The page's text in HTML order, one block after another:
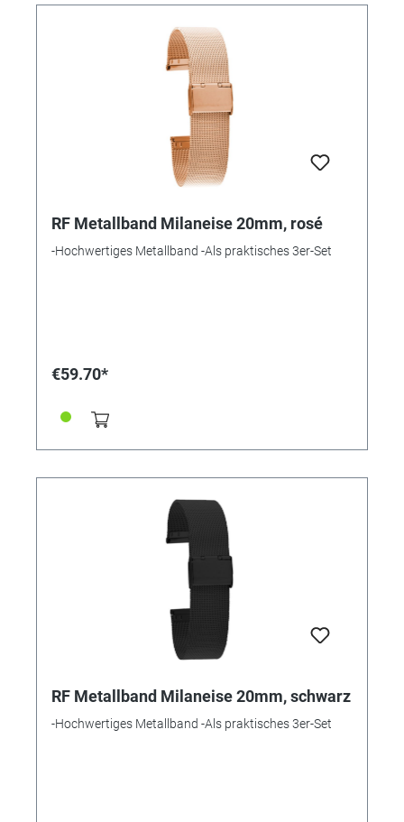
RF Metallband Milaneise 20mm, rosé
-Hochwertiges Metallband -Als praktisches 3er-Set
€59.70*
RF Metallband Milaneise 20mm, schwarz
-Hochwertiges Metallband -Als praktisches 3er-Set